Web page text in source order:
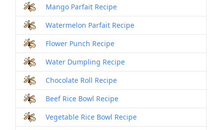
Mango Parfait Recipe
Watermelon Parfait Recipe
Flower Punch Recipe
Water Dumpling Recipe
Chocolate Roll Recipe
Beef Rice Bowl Recipe
Vegetable Rice Bowl Recipe